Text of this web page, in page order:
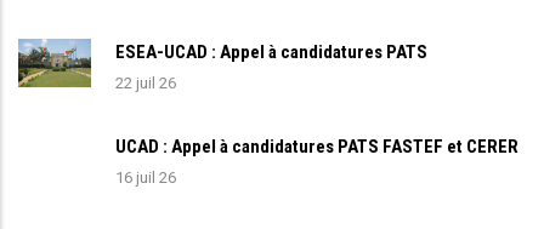
ESEA-UCAD : Appel à candidatures PATS
22 juil 26
UCAD : Appel à candidatures PATS FASTEF et CERER
16 juil 26